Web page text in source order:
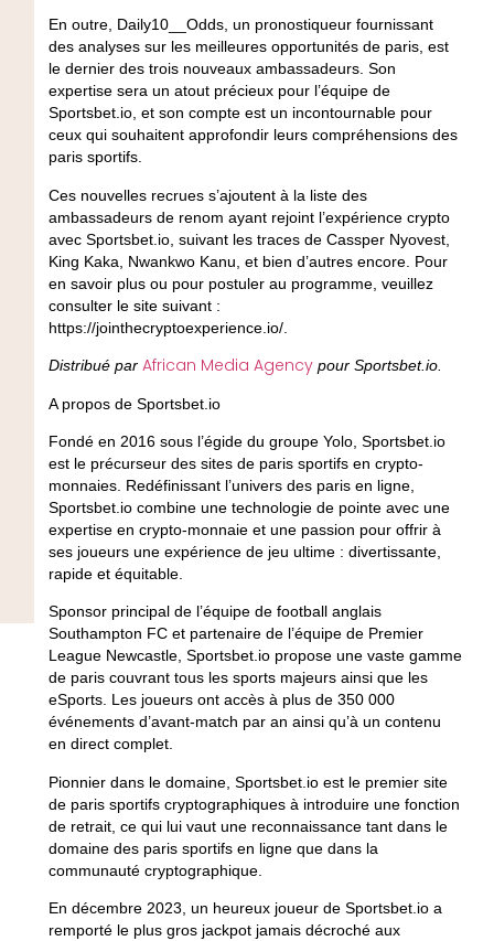
En outre, Daily10__Odds, un pronostiqueur fournissant
des analyses sur les meilleures opportunités de paris, est
le dernier des trois nouveaux ambassadeurs. Son
expertise sera un atout précieux pour l’équipe de
Sportsbet.io, et son compte est un incontournable pour
ceux qui souhaitent approfondir leurs compréhensions des
paris sportifs.
Ces nouvelles recrues s’ajoutent à la liste des
ambassadeurs de renom ayant rejoint l’expérience crypto
avec Sportsbet.io, suivant les traces de Cassper Nyovest,
King Kaka, Nwankwo Kanu, et bien d’autres encore. Pour
en savoir plus ou pour postuler au programme, veuillez
consulter le site suivant :
https://jointhecryptoexperience.io/.
Distribué par African Media Agency pour Sportsbet.io.
A propos de Sportsbet.io
Fondé en 2016 sous l’égide du groupe Yolo, Sportsbet.io
est le précurseur des sites de paris sportifs en crypto-
monnaies. Redéfinissant l’univers des paris en ligne,
Sportsbet.io combine une technologie de pointe avec une
expertise en crypto-monnaie et une passion pour offrir à
ses joueurs une expérience de jeu ultime : divertissante,
rapide et équitable.
Sponsor principal de l’équipe de football anglais
Southampton FC et partenaire de l’équipe de Premier
League Newcastle, Sportsbet.io propose une vaste gamme
de paris couvrant tous les sports majeurs ainsi que les
eSports. Les joueurs ont accès à plus de 350 000
événements d’avant-match par an ainsi qu’à un contenu
en direct complet.
Pionnier dans le domaine, Sportsbet.io est le premier site
de paris sportifs cryptographiques à introduire une fonction
de retrait, ce qui lui vaut une reconnaissance tant dans le
domaine des paris sportifs en ligne que dans la
communauté cryptographique.
En décembre 2023, un heureux joueur de Sportsbet.io a
remporté le plus gros jackpot jamais décroché aux